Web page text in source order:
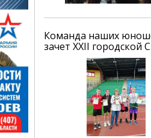
Команда наших
зачет XXII